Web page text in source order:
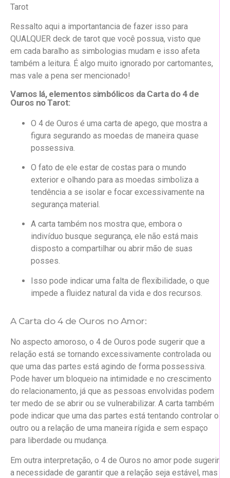
Tarot
Ressalto aqui a importantancia de fazer isso para
QUALQUER deck de tarot que você possua, visto que
em cada baralho as simbologias mudam e isso afeta
também a leitura. É algo muito ignorado por cartomantes,
mas vale a pena ser mencionado!
Vamos lá, elementos simbólicos da Carta do 4 de
Ouros no Tarot:
O 4 de Ouros é uma carta de apego, que mostra a
figura segurando as moedas de maneira quase
possessiva.
O fato de ele estar de costas para o mundo
exterior e olhando para as moedas simboliza a
tendência a se isolar e focar excessivamente na
segurança material.
A carta também nos mostra que, embora o
indivíduo busque segurança, ele não está mais
disposto a compartilhar ou abrir mão de suas
posses.
Isso pode indicar uma falta de flexibilidade, o que
impede a fluidez natural da vida e dos recursos.
A Carta do 4 de Ouros no Amor:
No aspecto amoroso, o 4 de Ouros pode sugerir que a
relação está se tornando excessivamente controlada ou
que uma das partes está agindo de forma possessiva.
Pode haver um bloqueio na intimidade e no crescimento
do relacionamento, já que as pessoas envolvidas podem
ter medo de se abrir ou se vulnerabilizar. A carta também
pode indicar que uma das partes está tentando controlar o
outro ou a relação de uma maneira rígida e sem espaço
para liberdade ou mudança.
Em outra interpretação, o 4 de Ouros no amor pode sugerir
a necessidade de garantir que a relação seja estável, mas